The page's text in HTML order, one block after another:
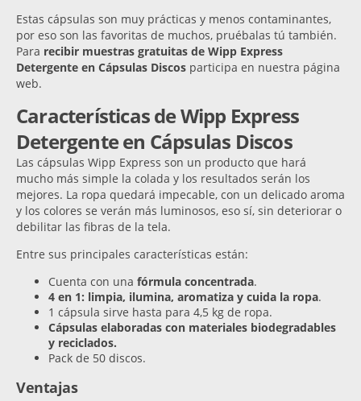
Estas cápsulas son muy prácticas y menos contaminantes,
por eso son las favoritas de muchos, pruébalas tú también.
Para recibir muestras gratuitas de Wipp Express
Detergente en Cápsulas Discos participa en nuestra página
web.
Características de Wipp Express
Detergente en Cápsulas Discos
Las cápsulas Wipp Express son un producto que hará
mucho más simple la colada y los resultados serán los
mejores. La ropa quedará impecable, con un delicado aroma
y los colores se verán más luminosos, eso sí, sin deteriorar o
debilitar las fibras de la tela.
Entre sus principales características están:
Cuenta con una fórmula concentrada.
4 en 1: limpia, ilumina, aromatiza y cuida la ropa.
1 cápsula sirve hasta para 4,5 kg de ropa.
Cápsulas elaboradas con materiales biodegradables
y reciclados.
Pack de 50 discos.
Ventajas